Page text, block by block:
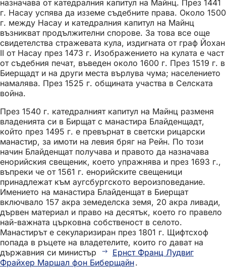
назначава от катедралния капитул на Майнц. През 1441
г. Насау успява да изземе съдебните права. Около 1500
г. между Насау и катедралния капитул на Майнц
възникват продължителни спорове. За това все още
свидетелства стражевата кула, издигната от граф Йохан
II от Насау през 1473 г. Изображението на кулата е част
от съдебния печат, въведен около 1600 г. През 1519 г. в
Биерщадт и на други места върлува чума; населението
намалява. През 1525 г. общината участва в Селската
война.
През 1540 г. катедралният капитул на Майнц разменя
владенията си в Бирщат с манастира Блайденщадт,
който през 1495 г. е превърнат в светски рицарски
манастир, за имоти на левия бряг на Рейн. По този
начин Блайденщат получава и правото да назначава
енорийския свещеник, което упражнява и през 1693 г.,
въпреки че от 1561 г. енорийските свещеници
принадлежат към аугсбургското вероизповедание.
Имението на манастира Блайденщат в Биерщат
включвало 157 акра земеделска земя, 20 акра ливади,
дървен материал и право на десятък, което го правело
най-важната църковна собственост в селото.
Манастирът е секуларизиран през 1801 г. Щифтсхоф
попада в ръцете на владетелите, които го дават на
държавния си министър
Ернст Франц Лудвиг
Фрайхер Маршал фон Биберщайн.